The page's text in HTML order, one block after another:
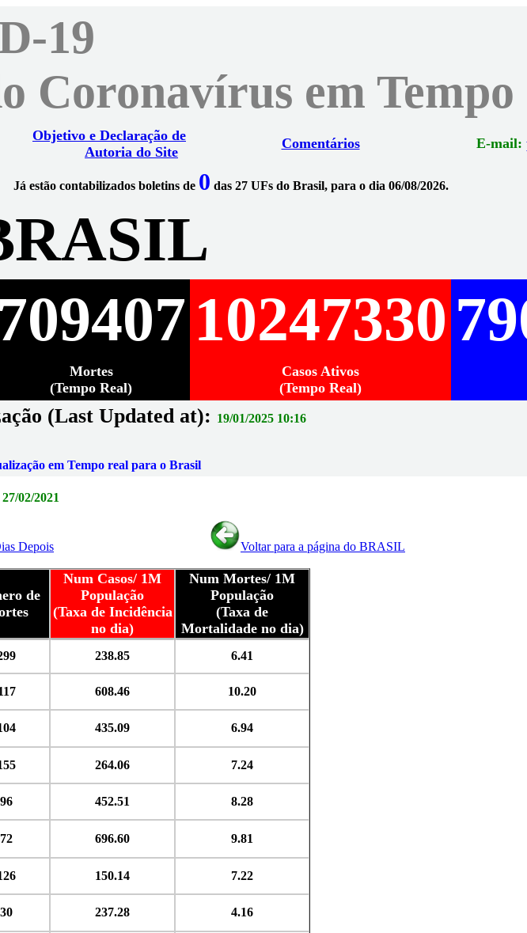
19
Coronavírus em Tempo
Objetivo e Declaração de
Autoria do Site
Comentários E-mail:
Já estão contabilizados boletins de 0 das 27 UFs do Brasil, para o dia 06/08/2026.
709407 10247330
Mortes
(Tempo Real)
Casos Ativos
(Tempo Real)
(Last Updated at): 19/01/2025 10:16
em Tempo real para o Brasil
27/02/2021
Depois Voltar para a página do BRASIL
de
Num Casos/ 1M
População
(Taxa de Incidência
no dia)
Num Mortes/ 1M
População
(Taxa de
Mortalidade no dia)
238.85 6.41
608.46 10.20
435.09 6.94
264.06 7.24
96 452.51 8.28
72 696.60 9.81
150.14 7.22
30 237.28 4.16